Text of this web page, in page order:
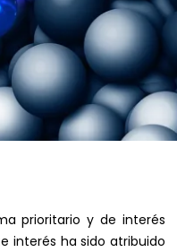
prioritario y de interés
interés ha sido atribuido